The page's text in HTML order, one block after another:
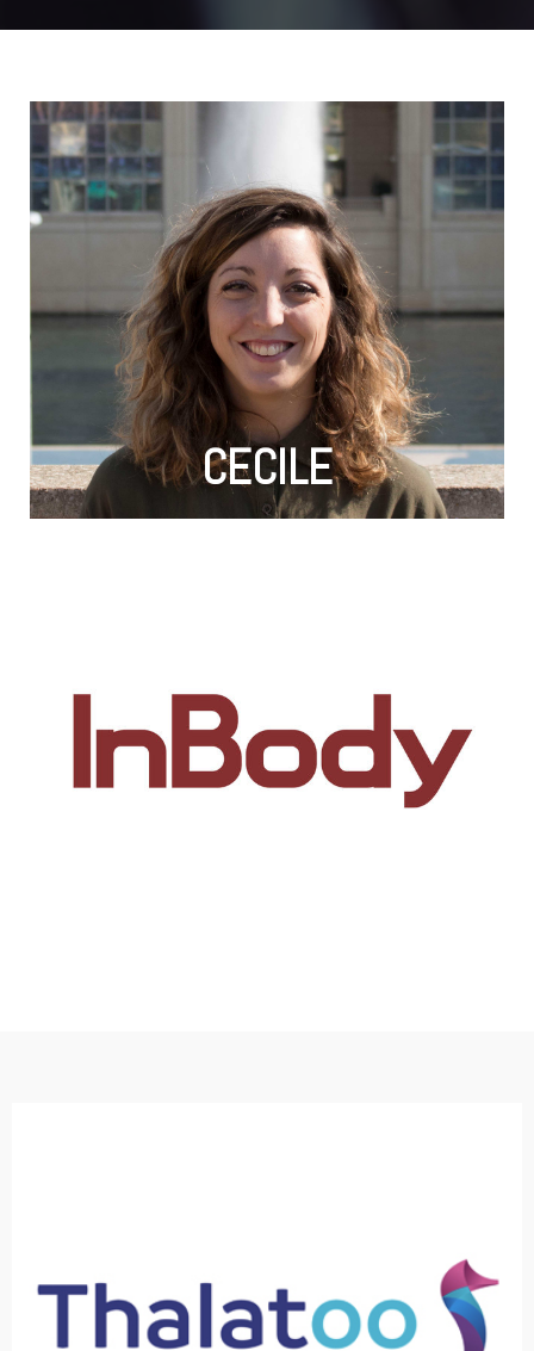
CECILE
"J'ai choisi l'alternance car c'est un bon outil
permettant d'allier la théorie et la pratique.
Avec des missions concrètes et bien réelles,
c’est le meilleur moyen d’apprendre à utiliser
tous les éléments appris pendant les
interventions lors des années précédentes. Il
faut aussi comprendre que parfois, il y a des
éléments que nous ne voyons pas en cours
mais que nous utilisons dans l’entreprise et
vice-versa."
minéraux et protéines. Seulement 1 minutes
pour avoir un bilan complet imprimé ou sur
une application dédiée. Cela permet
d’atteindre ses objectifs corporels quels
qu’ils soient. Mes missions au sein de cette
réseaux. Nous avons pour but de passer d’un
site vitrine à un site marchand."
plongée sous-marine. J’y tiens le rôle de communication
manager. Mes missions sont donc transverses : je
m’occupe beaucoup des réseaux sociaux, des relations
presse, mais également d’aspects plus stratégiques